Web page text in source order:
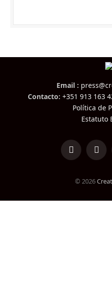
Email :
Contacto: +351 913 163
Política de
Estatuto
LinkedIn
© 2026